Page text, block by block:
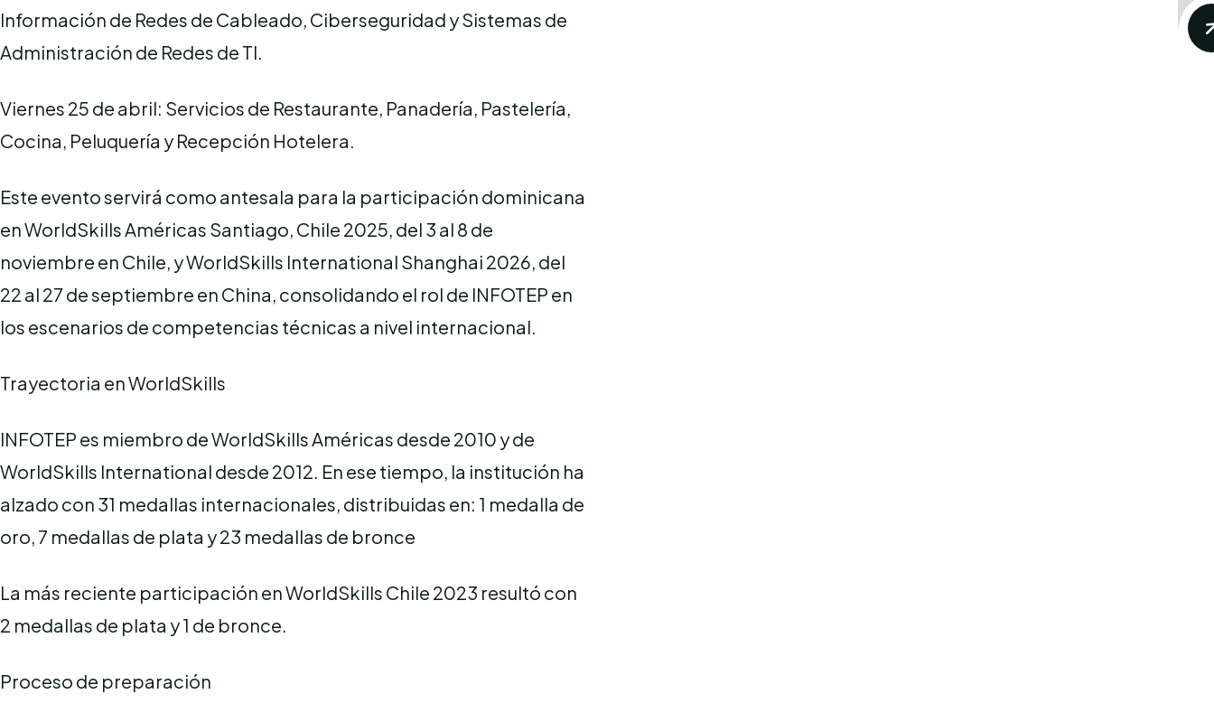
Información de Redes de Cableado, Ciberseguridad y Sistemas de
Administración de Redes de TI.
Viernes 25 de abril: Servicios de Restaurante, Panadería, Pastelería,
Cocina, Peluquería y Recepción Hotelera.
Este evento servirá como antesala para la participación dominicana
en WorldSkills Américas Santiago, Chile 2025, del 3 al 8 de
noviembre en Chile, y WorldSkills International Shanghai 2026, del
22 al 27 de septiembre en China, consolidando el rol de INFOTEP en
los escenarios de competencias técnicas a nivel internacional.
Trayectoria en WorldSkills
INFOTEP es miembro de WorldSkills Américas desde 2010 y de
WorldSkills International desde 2012. En ese tiempo, la institución ha
alzado con 31 medallas internacionales, distribuidas en: 1 medalla de
oro, 7 medallas de plata y 23 medallas de bronce
La más reciente participación en WorldSkills Chile 2023 resultó con
2 medallas de plata y 1 de bronce.
Proceso de preparación